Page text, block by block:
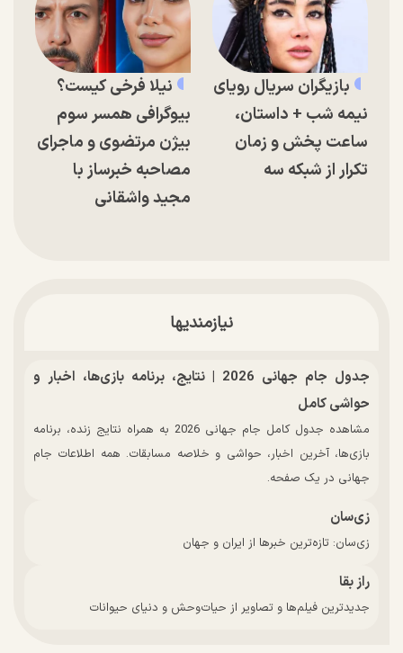
بازیگران سریال رویای
نیمه شب + داستان،
ساعت پخش و زمان
تکرار از شبکه سه
نیلا فرخی کیست؟
بیوگرافی همسر سوم
بیژن مرتضوی و ماجرای
مصاحبه خبرساز با
مجید واشقانی
نیازمندیها
جدول جام جهانی 2026 | نتایج، برنامه بازی‌ها، اخبار و
حواشی کامل
مشاهده جدول کامل جام جهانی 2026 به همراه نتایج زنده، برنامه
بازی‌ها، آخرین اخبار، حواشی و خلاصه مسابقات. همه اطلاعات جام
جهانی در یک صفحه.
زی‌سان
زی‌سان: تازه‌ترین خبرها از ایران و جهان
راز بقا
جدیدترین فیلم‌ها و تصاویر از حیات‌وحش و دنیای حیوانات